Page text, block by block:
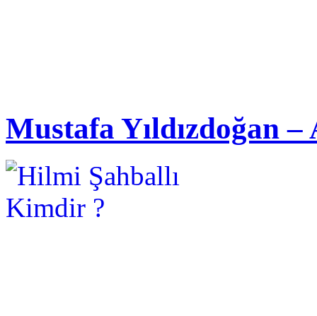
Mustafa Yıldızdoğan